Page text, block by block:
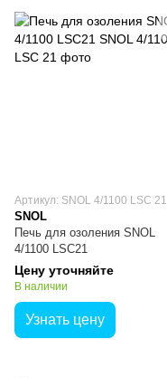
Артикул: SNOL 4/1100 LSC 21
SNOL
Печь для озоления SNOL
4/1100 LSC21
Цену уточняйте
В наличии
Узнать цену